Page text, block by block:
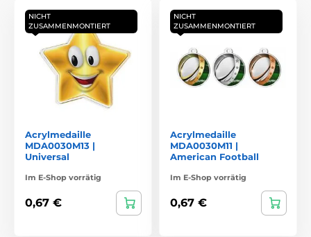
NICHT
ZUSAMMENMONTIERT
Acrylmedaille
MDA0030M13 |
Universal
Im E-Shop vorrätig
0,67 €
NICHT
ZUSAMMENMONTIERT
Acrylmedaille
MDA0030M11 |
American Football
Im E-Shop vorrätig
0,67 €